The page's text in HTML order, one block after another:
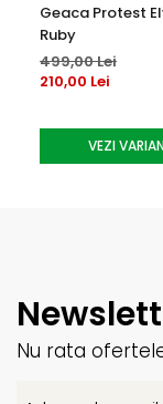
Geaca Protest
Ruby
499,00 Lei
210,00 Lei
VEZI
Nu rata